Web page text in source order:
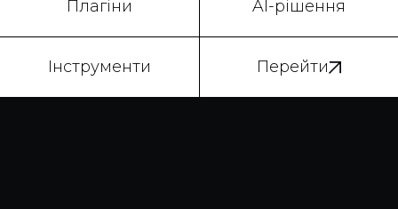
Плагіни AI-рішення
Інструменти Перейти